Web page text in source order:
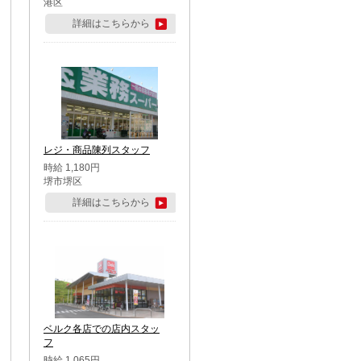
港区
詳細はこちらから
レジ・商品陳列スタッフ
時給 1,180円
堺市堺区
詳細はこちらから
ベルク各店での店内スタッ
フ